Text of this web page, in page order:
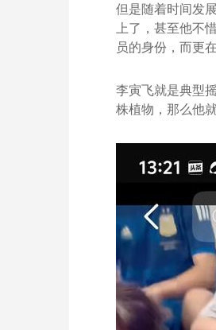
但是随着时间发
上了，甚至他不
员的身份，而更
李寅飞就是典型
株植物，那么他